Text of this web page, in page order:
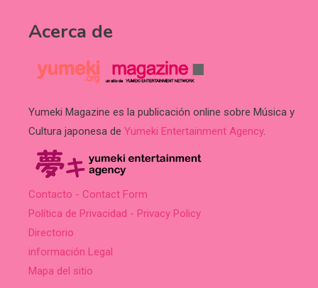
Acerca de
Yumeki Magazine es la publicación online sobre Música y
Cultura japonesa de Yumeki Entertainment Agency.
Contacto - Contact Form
Política de Privacidad - Privacy Policy
Directorio
información Legal
Mapa del sitio